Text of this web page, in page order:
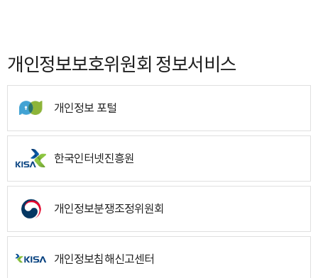
개인정보보호위원회 정보서비스
개인정보 포털
한국인터넷진흥원
개인정보분쟁조정위원회
개인정보침해신고센터